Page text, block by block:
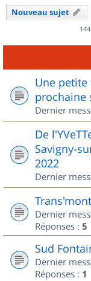
Nouveau sujet
Une
prochaine
Dernier
De
Savigny-
2022
Dernier
Dernier
Réponses : 5
Sud
Dernier
Réponses : 1